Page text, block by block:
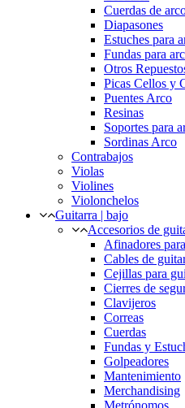
Cuerdas de
Diapasones
Estuches para
Fundas para
Otros
Picas Cellos y
Puentes Arco
Resinas
Soportes para
Sordinas Arco
Contrabajos
Violas
Violines
Violonchelos
Guitarra | bajo
Accesorios de
Afinadores
Cables de
Cejillas para
Cierres de
Clavijeros
Correas
Cuerdas
Fundas y
Golpeadores
Mantenimiento
Merchandising
Metrónomos